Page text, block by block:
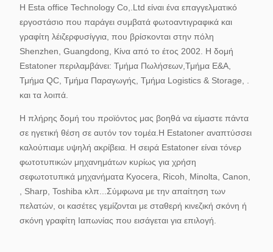
Η Esta office Technology Co,.Ltd είναι ένα επαγγελματικό
εργοστάσιο που παράγει συμβατά φωτοαντιγραφικά και
γραφίτη λέιζερφυσίγγια, που βρίσκονται στην πόλη
Shenzhen, Guangdong, Κίνα από το έτος 2002. Η δομή
Estatoner περιλαμβάνει: Τμήμα Πωλήσεων, Τμήμα Ε&Α,
Τμήμα QC, Τμήμα Παραγωγής, Τμήμα Logistics & Storage, .
και τα λοιπά.
Η πλήρης δομή του προϊόντος μας βοηθά να είμαστε πάντα
σε ηγετική θέση σε αυτόν τον τομέα. Η Estatoner αναπτύσσει
καλούπιαμε υψηλή ακρίβεια. Η σειρά Estatoner είναι τόνερ
φωτοτυπικών μηχανημάτων κυρίως για χρήση
σεφωτοτυπικά μηχανήματα Kyocera, Ricoh, Minolta, Canon,
, Sharp, Toshiba κλπ... Σύμφωνα με την απαίτηση των
πελατών, οι κασέτες γεμίζονται με σταθερή κινεζική σκόνη ή
σκόνη γραφίτη Ιαπωνίας που εισάγεται για επιλογή.